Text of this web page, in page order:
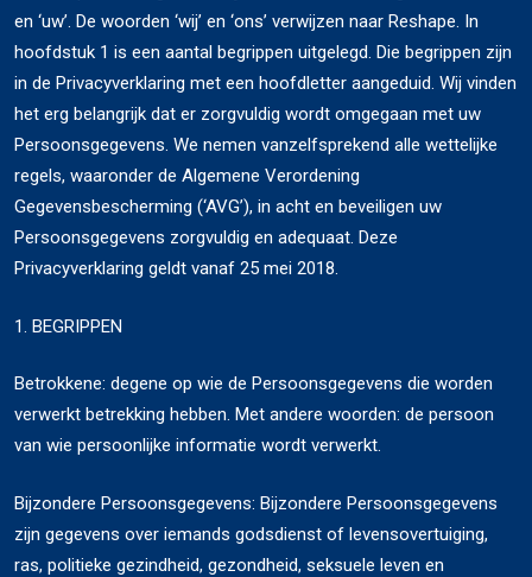
en ‘uw’. De woorden ‘wij’ en ‘ons’ verwijzen naar Reshape. In
hoofdstuk 1 is een aantal begrippen uitgelegd. Die begrippen zijn
in de Privacyverklaring met een hoofdletter aangeduid. Wij vinden
het erg belangrijk dat er zorgvuldig wordt omgegaan met uw
Persoonsgegevens. We nemen vanzelfsprekend alle wettelijke
regels, waaronder de Algemene Verordening
Gegevensbescherming (‘AVG’), in acht en beveiligen uw
Persoonsgegevens zorgvuldig en adequaat. Deze
Privacyverklaring geldt vanaf 25 mei 2018.
1. BEGRIPPEN
Betrokkene: degene op wie de Persoonsgegevens die worden
verwerkt betrekking hebben. Met andere woorden: de persoon
van wie persoonlijke informatie wordt verwerkt.
Bijzondere Persoonsgegevens: Bijzondere Persoonsgegevens
zijn gegevens over iemands godsdienst of levensovertuiging,
ras, politieke gezindheid, gezondheid, seksuele leven en